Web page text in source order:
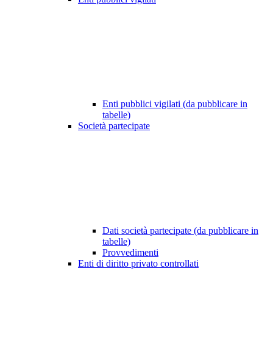
Enti pubblici vigilati (da pubblicare in
tabelle)
Società partecipate
Dati società partecipate (da pubblicare in
tabelle)
Provvedimenti
Enti di diritto privato controllati